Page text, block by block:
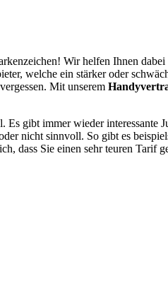
Wir helfen Ihnen dabei
welche ein stärker oder
Mit unserem
gibt immer wieder interessante
nicht sinnvoll. So gibt es
dass Sie einen sehr teuren Tarif